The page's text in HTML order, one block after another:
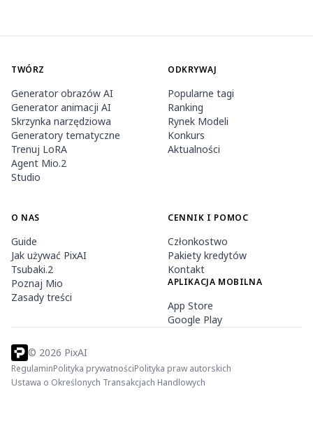
TWÓRZ
Generator obrazów AI
Generator animacji AI
Skrzynka narzędziowa
Generatory tematyczne
Trenuj LoRA
Agent Mio.2
Studio
ODKRYWAJ
Popularne tagi
Ranking
Rynek Modeli
Konkurs
Aktualności
O NAS
Guide
Jak używać PixAI
Tsubaki.2
Poznaj Mio
Zasady treści
CENNIK I POMOC
Członkostwo
Pakiety kredytów
Kontakt
APLIKACJA MOBILNA
App Store
Google Play
© 2026 PixAI
RegulaminPolityka prywatnościPolityka praw autorskich
Ustawa o Określonych Transakcjach Handlowych